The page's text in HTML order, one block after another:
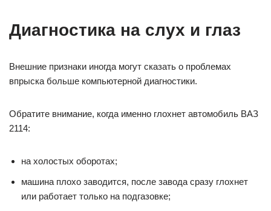
Диагностика на слух и глаз
Внешние признаки иногда могут сказать о проблемах
впрыска больше компьютерной диагностики.
Обратите внимание, когда именно глохнет автомобиль ВАЗ
2114:
на холостых оборотах;
машина плохо заводится, после завода сразу глохнет
или работает только на подгазовке;